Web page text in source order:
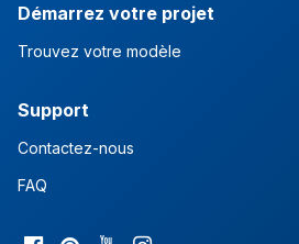
Démarrez votre projet
Trouvez votre modèle
Support
Contactez-nous
FAQ